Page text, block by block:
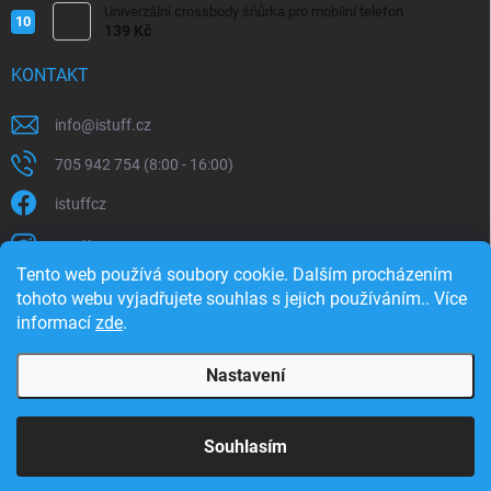
Tento web používá soubory cookie. Dalším procházením
tohoto webu vyjadřujete souhlas s jejich používáním.. Více
informací zde.
Nastavení
Souhlasím
Univerzální crossbody šňůrka pro mobilní telefon
139 Kč
KONTAKT
info@istuff.cz
705 942 754 (8:00 - 16:00)
istuffcz
istuffcz
istuffcz
@istuff.cz
iSTUFF . Všechna práva vyhrazena.